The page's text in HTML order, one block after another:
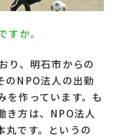
すか。
り、明石市からの
のNPO法人の出勤
を作っています。も
き方は、NPO法人
丸です。というの